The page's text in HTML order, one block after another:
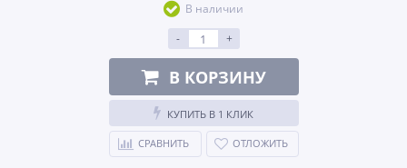
В наличии
-
+
В КОРЗИНУ
КУПИТЬ В 1 КЛИК
СРАВНИТЬ ОТЛОЖИТЬ